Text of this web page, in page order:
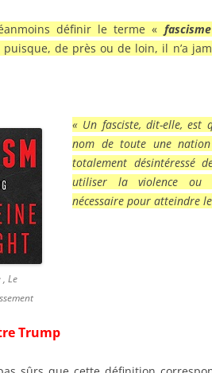
définir le terme « fascisme
de près ou de loin, il n’a
Le
« Un fasciste,dit-elle, est
nom de toute une
totalement désintéressé
utiliser la violence ou
nécessaire pour atteindre
Trump